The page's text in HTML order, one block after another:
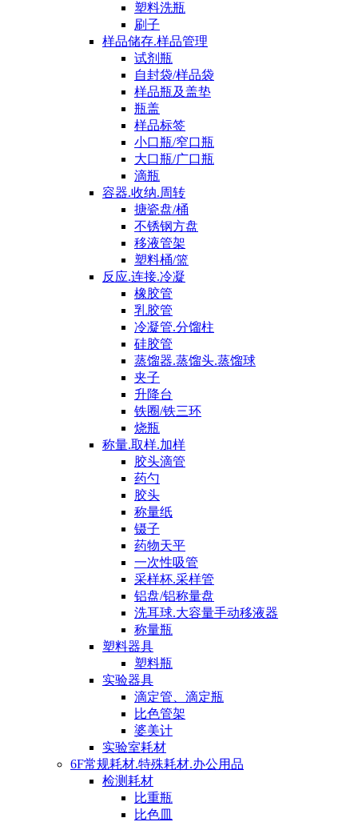
塑料洗瓶
刷子
样品储存.样品管理
试剂瓶
自封袋/样品袋
样品瓶及盖垫
瓶盖
样品标签
小口瓶/窄口瓶
大口瓶/广口瓶
滴瓶
容器.收纳.周转
搪瓷盘/桶
不锈钢方盘
移液管架
塑料桶/篮
反应.连接.冷凝
橡胶管
乳胶管
冷凝管.分馏柱
硅胶管
蒸馏器.蒸馏头.蒸馏球
夹子
升降台
铁圈/铁三环
烧瓶
称量.取样.加样
胶头滴管
药勺
胶头
称量纸
镊子
药物天平
一次性吸管
采样杯.采样管
铝盘/铝称量盘
洗耳球.大容量手动移液器
称量瓶
塑料器具
塑料瓶
实验器具
滴定管、滴定瓶
比色管架
婆美计
实验室耗材
6F常规耗材.特殊耗材.办公用品
检测耗材
比重瓶
比色皿